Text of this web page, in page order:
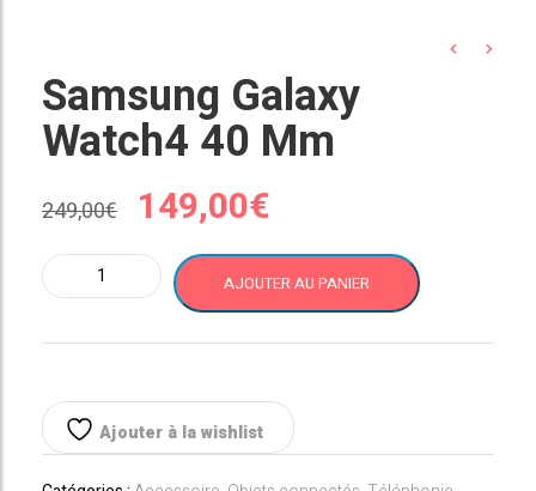
Samsung Galaxy
Watch4 40 Mm
249,00€
Le
prix
initial
249,00€.
149,00€
prix
actuel
149,00€.
quantité
de
Galaxy
40
mm
AJOUTER AU PANIER
Ajouter à la wishlist